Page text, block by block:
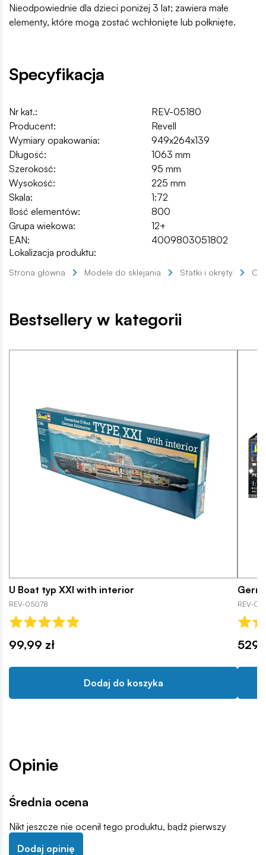
Nieodpowiednie dla dzieci poniżej 3 lat; zawiera małe
elementy, które mogą zostać wchłonięte lub połknięte.
Specyfikacja
Nr kat.:
REV-05180
Producent:
Revell
Wymiary opakowania:
949x264x139
Długość:
1063 mm
Szerokość:
95 mm
Wysokość:
225 mm
Skala:
1:72
Ilość elementów:
800
Grupa wiekowa:
12+
EAN:
4009803051802
Lokalizacja produktu:
Strona główna Modele do sklejania Statki i okręty
Bestsellery w kategorii
U Boat typ XXI with interior
REV-05078
99,99 zł
Dodaj do koszyka
REV-
Opinie
Średnia ocena
Nikt jeszcze nie ocenił tego produktu, bądź pierwszy
Dodaj opinię